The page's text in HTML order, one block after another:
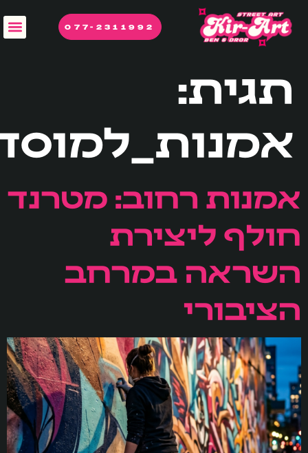
לתוכן
077-2311992
תגית:
אמנות רחוב: מטרנד
חולף ליצירת
השראה במרחב
הציבורי